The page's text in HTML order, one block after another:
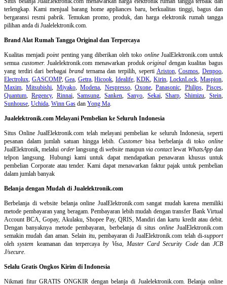
terlengkap. Kami menjual barang home appliances baru, berkualitas tinggi, bagus dan
bergaransi resmi pabrik. Temukan promo, produk, dan harga elektronik rumah tangga
pilihan anda di Jualelektronik.com.
Brand Alat Rumah Tangga Original dan Terpercaya
Kualitas menjadipointpenting yang diberikan oleh toko onlineJualElektronik.com untuk
semua customer. Jualelektronik.com menawarkan produkoriginal dengan kualitas bagus
yang terdiri dari berbagai brandternama dan terpilih, seperti Ariston,Cosmos ,Denpoo
Electrolux GASCOMP,Gea Getra,Hicook Idealife,KDK Kirin, LocknLock,Maspion
Maxim ,Mitsubishi Miyako,Modena Nespresso, Oxone,Panasonic Philips, Pisces
Quantum
Regency, Rinnai,Samsung ,Sanken Sanyo, Sekai,Sharp ,Shimizu ,Stein
Sunhouse Uchida Winn Gas dan Yong Ma
Jualelektronik.com Melayani Pembelian ke Seluruh Indonesia
Situs Online JualElektronik.com telah melayani pembelian ke seluruh Indonesia, seperti
pesanan dalam jumlah satuan hingga lebih. Customerbisa berbelanja di tokoonline
JualElektronik, melalui orderlangsung diwebsite maupun via contactlewat WhatsAppdan
telpon langsung
Hubungi kami untuk dapat mendapatkan penawaran khusus untuk
pembelian Corporate atau tender. Kami dapat menawarkan faktur pajak untuk pembelian
dalam jumlah banyak
Belanja dengan Mudah di Jualelektronik.com
Berbelanja diwebsite belanja online JualElektronik.com sangat mudah karena memiliki
metode pembayaran yang beragam. Pembayaran lebih mudah dengan transfer Bank Virtual
Account BCA, Gopay, Akulaku, Shopee Pay, QRIS, Mandiri dan kartu kredit atau debit.
Dengan banyaknya metode pembayaran, berbelanja di situs onlineJualElektronik.com
semakin mudah dan aman. Selain itu, pembayaran di JualElektronik.com telah di-support
olehsystem keamanan dan terpercayaby Visa, Master Card Security Codedan JCB
J/secure
Selalu Gratis Ongkos Kirim di Indonesia
Nikmati fitur GRATIS ONGKIR dengan belanja di Jualelektronik.com. Belanja online